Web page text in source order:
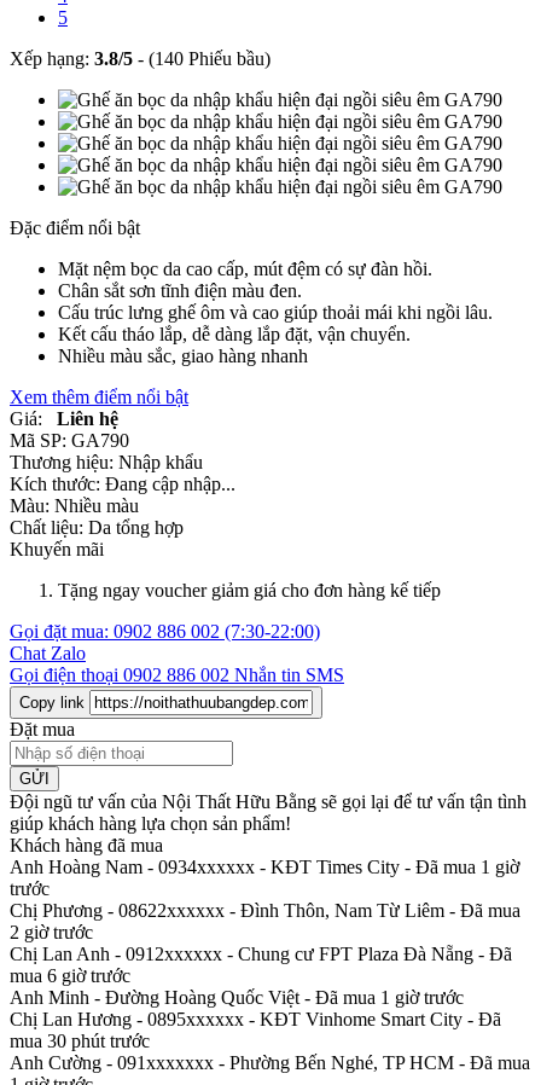
5
Xếp hạng: 3.8/5 - (140 Phiếu bầu)
Đặc điểm nổi bật
Mặt nệm bọc da cao cấp, mút đệm có sự đàn hồi.
Chân sắt sơn tĩnh điện màu đen.
Cấu trúc lưng ghế ôm và cao giúp thoải mái khi ngồi lâu.
Kết cấu tháo lắp, dễ dàng lắp đặt, vận chuyển.
Nhiều màu sắc, giao hàng nhanh
Xem thêm điểm nổi bật
Giá:
Liên hệ
Mã SP: GA790
Thương hiệu: Nhập khẩu
Kích thước: Đang cập nhập...
Màu: Nhiều màu
Chất liệu: Da tổng hợp
Khuyến mãi
Tặng ngay voucher giảm giá cho đơn hàng kế tiếp
Gọi đặt mua: 0902 886 002 (7:30-22:00)
Chat Zalo
Gọi điện thoại 0902 886 002 Nhắn tin SMS
Copy link
Đặt mua
GỬI
Đội ngũ tư vấn của Nội Thất Hữu Bằng sẽ gọi lại để tư vấn tận tình
giúp khách hàng lựa chọn sản phẩm!
Khách hàng đã mua
Anh Hoàng Nam - 0934xxxxxx - KĐT Times City - Đã mua 1 giờ
trước
Chị Phương - 08622xxxxxx - Đình Thôn, Nam Từ Liêm - Đã mua
2 giờ trước
Chị Lan Anh - 0912xxxxxx - Chung cư FPT Plaza Đà Nẵng - Đã
mua 6 giờ trước
Anh Minh - Đường Hoàng Quốc Việt - Đã mua 1 giờ trước
Chị Lan Hương - 0895xxxxxx - KĐT Vinhome Smart City - Đã
mua 30 phút trước
Anh Cường - 091xxxxxxx - Phường Bến Nghé, TP HCM - Đã mua